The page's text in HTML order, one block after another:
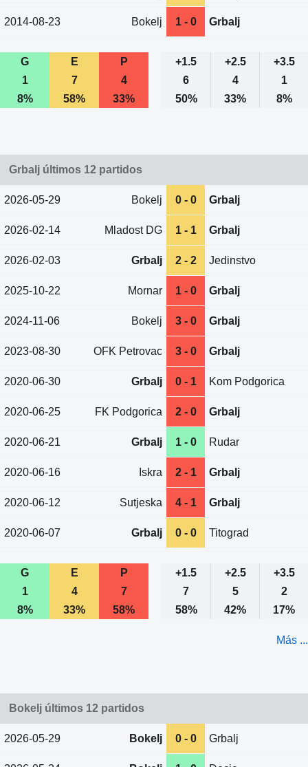
2014-08-23 Bokelj 1 - 0 Grbalj
G E P +1.5 +2.5
+3.5
1
7 4 6 4
1
8%
58% 33% 50% 33% 8%
Grbalj últimos 12 partidos
2026-05-29 Bokelj 0 - 0 Grbalj
2026-02-14 Mladost DG 1 - 1 Grbalj
2026-02-03 Grbalj 2 - 2 Jedinstvo
2025-10-22 Mornar 1 - 0 Grbalj
2024-11-06 Bokelj 3 - 0 Grbalj
2023-08-30 OFK Petrovac 3 - 0 Grbalj
2020-06-30 Grbalj 0 - 1 Kom Podgorica
2020-06-25 FK Podgorica 2 - 0 Grbalj
2020-06-21 Grbalj 1 - 0 Rudar
2020-06-16 Iskra 2 - 1 Grbalj
2020-06-12 Sutjeska 4 - 1 Grbalj
2020-06-07 Grbalj 0 - 0 Titograd
G E P +1.5 +2.5
+3.5
1
4 7 7 5
2
8%
33% 58% 58% 42% 17%
Más ...
Bokelj últimos 12 partidos
2026-05-29 Bokelj 0 - 0 Grbalj